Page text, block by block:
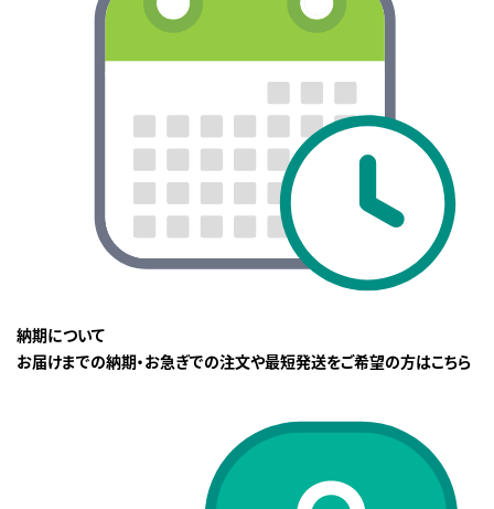
納期について
お届けまでの納期・お急ぎでの注文や最短発送をご希望の方はこちら